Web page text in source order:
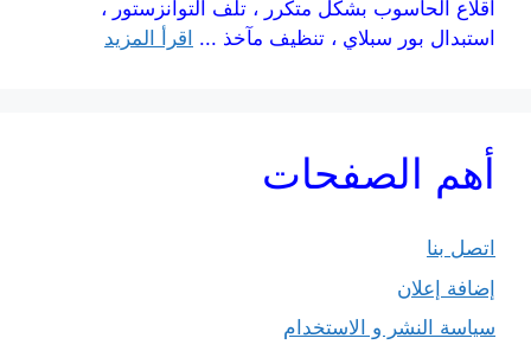
اقلاع الحاسوب بشكل متكرر ، تلف التوانزستور ،
استبدال بور سبلاي ، تنظيف مآخذ ... اقرأ المزيد
أهم الصفحات
اتصل بنا
إضافة إعلان
سياسة النشر و الاستخدام